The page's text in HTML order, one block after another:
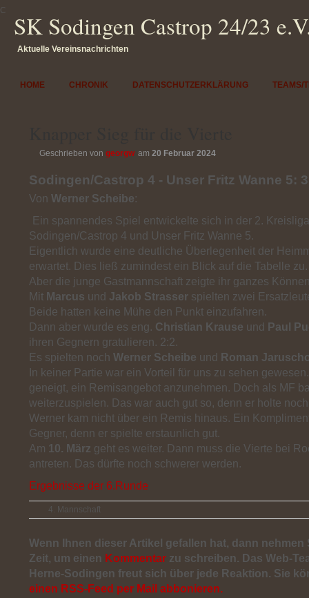
SK Sodingen Castrop 24/23
Aktuelle Vereinsnachrichten
HOME CHRONIK DATENSCHUTZERKLÄRUNG TEAMS/
Geschrieben von georgw am 20 Februar 2024
Sodingen/Castrop 4 - Unser Fritz Wanne 5:
Von Werner Scheibe:
Ein spannendes Spiel entwickelte sich in der 2.
Sodingen/Castrop 4 und Unser Fritz Wanne 5.
Eigentlich wurde eine deutliche Überlegenheit der
erwartet. Dies ließ zumindest ein Blick auf die Tabelle zu.
Aber die junge Gastmannschaft zeigte ihr ganzes
Mit Marcus und Jakob Strasser spielten zwei
Beide hatten keine Mühe den Punkt einzufahren.
Dann aber wurde es eng. Christian Krause und
Paul
ihren Gegnern gratulieren. 2:2.
Es spielten noch Werner Scheibe und
Roman
In keiner Partie war ein Vorteil für uns zu sehen
geneigt, ein Remisangebot anzunehmen. Doch als MF
weiterzuspielen. Das war auch gut so, denn er holte
Werner kam nicht über ein Remis hinaus. Ein
Gegner, denn er spielte erstaunlich gut.
Am 10. März geht es weiter. Dann muss die Vierte bei
antreten. Das dürfte noch schwerer werden.
Ergebnisse der 6.Runde
4. Mannschaft
Wenn Ihnen dieser Artikel gefallen hat, dann nehmen
Zeit, um einen Kommentar zu schreiben. Das Web-
Herne-Sodingen freut sich über jede Reaktion. Sie
einen RSS-Feed per Mail abbonieren.